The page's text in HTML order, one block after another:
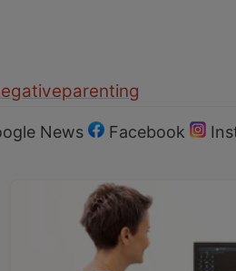
parenting
News Facebook